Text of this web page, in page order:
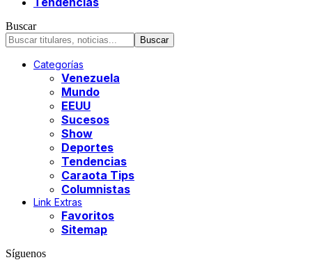
Buscar
Categorías
Venezuela
Mundo
EEUU
Sucesos
Show
Deportes
Tendencias
Caraota Tips
Columnistas
Link Extras
Favoritos
Sitemap
Síguenos